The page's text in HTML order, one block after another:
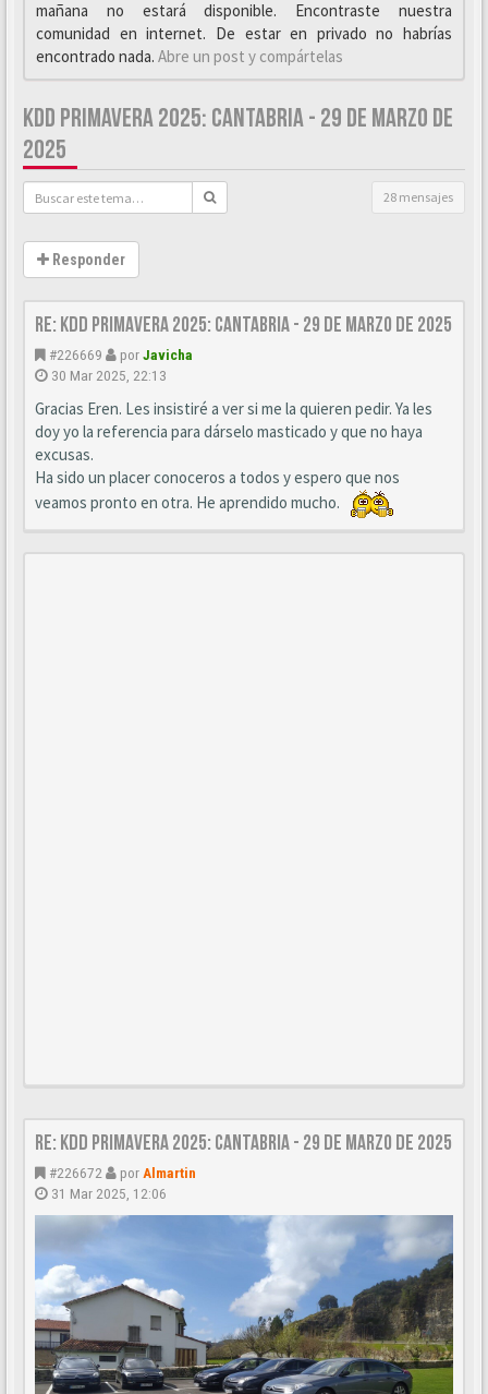
mañana no estará disponible. Encontraste nuestra
comunidad en internet. De estar en privado no habrías
encontrado nada. Abre un post y compártelas
KDD PRIMAVERA 2025: CANTABRIA - 29 DE MARZO DE
2025
28 mensajes
Responder
Re: KDD Primavera 2025: Cantabria - 29 de Marzo de 2025
#226669 porJavicha
30 Mar 2025, 22:13
Gracias Eren. Les insistiré a ver si me la quieren pedir. Ya les
doy yo la referencia para dárselo masticado y que no haya
excusas.
Ha sido un placer conoceros a todos y espero que nos
veamos pronto en otra. He aprendido mucho.
Re: KDD Primavera 2025: Cantabria - 29 de Marzo de 2025
#226672 por Almartin
31 Mar 2025, 12:06